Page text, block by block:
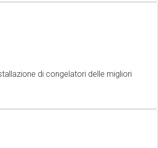
di congelatori delle migliori